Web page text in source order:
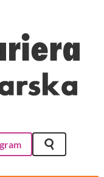
Szukaj na